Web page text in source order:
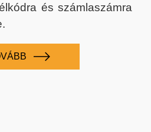
és számlaszámra